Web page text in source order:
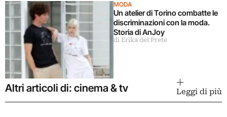
MODA
Un atelier di Torino combatte le
discriminazioni con la moda.
Storia di AnJoy
di Erika del Prete
Altri articoli di: cinema & tv Leggi di più